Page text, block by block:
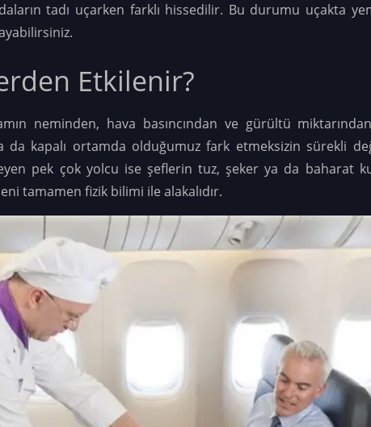
tadı uçarken farklı hissedilir. Bu durumu uçakta
Etkilenir?
neminden, hava basıncından ve gürültü
da kapalı ortamda olduğumuz fark etmeksizin sürekli
pek çok yolcu ise şeflerin tuz, şeker ya da baharat
tamamen fizik bilimi ile alakalıdır.